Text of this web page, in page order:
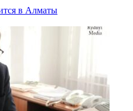
в Алматы